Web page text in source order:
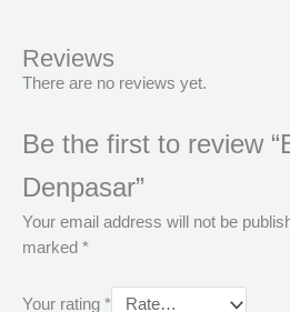
Reviews
There are no reviews yet.
Be the first to review
Denpasar”
Your email address will not be
marked *
Your rating *